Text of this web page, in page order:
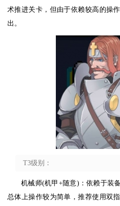
术推进关卡，但由于依赖较高的操
出。
T3级别：
机械师(机甲+随意)：依赖于装
总体上操作较为简单，推荐使用双